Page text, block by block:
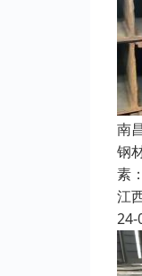
南
钢
素
江
24-